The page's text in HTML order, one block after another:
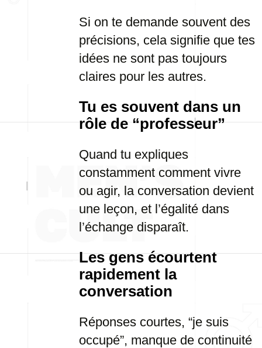
Si on te demande souvent des
précisions, cela signifie que tes
idées ne sont pas toujours
claires pour les autres.
Tu es souvent dans un
rôle de “professeur”
Quand tu expliques
constamment comment vivre
ou agir, la conversation devient
une leçon, et l’égalité dans
l’échange disparaît.
Les gens écourtent
rapidement la
conversation
Réponses courtes, “je suis
occupé”, manque de continuité